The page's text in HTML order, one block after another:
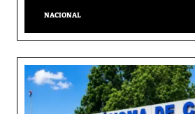
NACIONAL